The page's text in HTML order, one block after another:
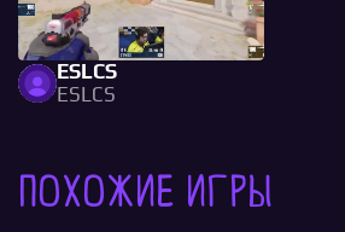
ESLCS
ESLCS
Похожие игры